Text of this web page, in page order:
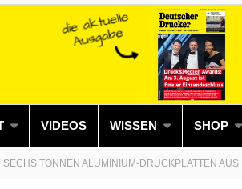
VIDEOS WISSEN SHOP
SECHS TONNEN ALUMINIUM-DRUCKPLATTEN